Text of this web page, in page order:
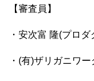
【審査員】
・安次富 隆(プロ
・(有)ザリガニワ